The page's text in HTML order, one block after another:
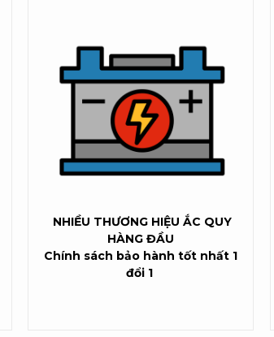
NHIỀU THƯƠNG HIỆU ẮC QUY
HÀNG ĐẦU
Chính sách bảo hành tốt nhất 1
đổi 1